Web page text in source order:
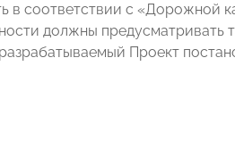
в соответствии с «Дорожной
должны предусматривать
Проект